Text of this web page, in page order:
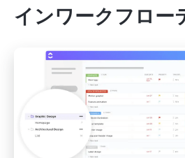
インワークフロー